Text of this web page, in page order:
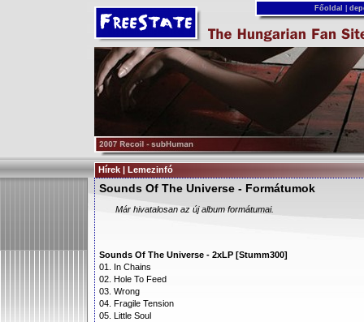
Főoldal
Hírek | Lemezinfó
Sounds Of The Universe - Formátumok
Már hivatalosan az új album formátumai.
Sounds Of The Universe - 2xLP [Stumm300]
01. In Chains
02. Hole To Feed
03. Wrong
04. Fragile Tension
05. Little Soul